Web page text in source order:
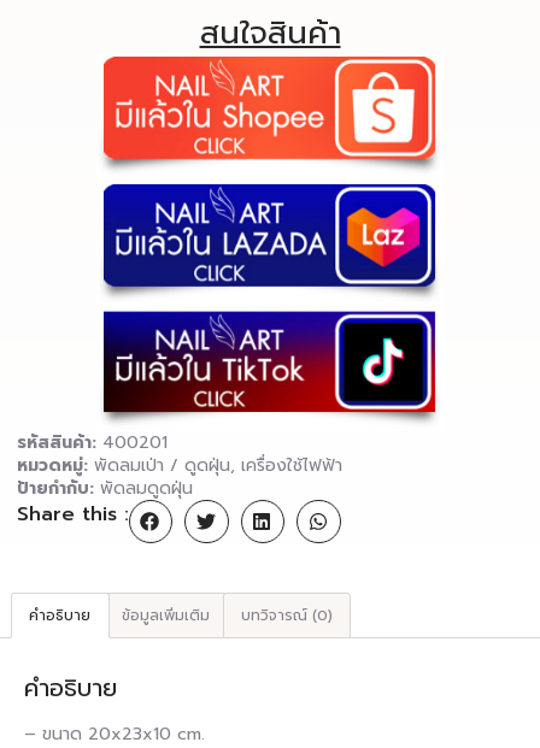
สนใจสินค้า
รหัสสินค้า: 400201
หมวดหมู่: พัดลมเป่า / ดูดฝุ่น, เครื่องใช้ไฟฟ้า
ป้ายกำกับ: พัดลมดูดฝุ่น
Share this :
คำอธิบาย ข้อมูลเพิ่มเติม บทวิจารณ์ (0)
คำอธิบาย
– ขนาด 20x23x10 cm.